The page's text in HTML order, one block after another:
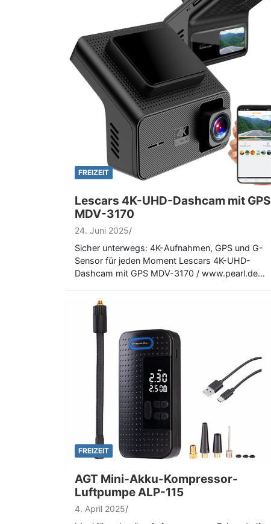
FREIZEIT
Lescars 4K-UHD-Dashcam mit GPS
MDV-3170
24. Juni 2025
Sicher unterwegs: 4K-Aufnahmen, GPS und G-
Sensor für jeden Moment Lescars 4K-UHD-
Dashcam mit GPS MDV-3170 / www.pearl.de…
FREIZEIT
AGT Mini-Akku-Kompressor-
Luftpumpe ALP-115
4. April 2025